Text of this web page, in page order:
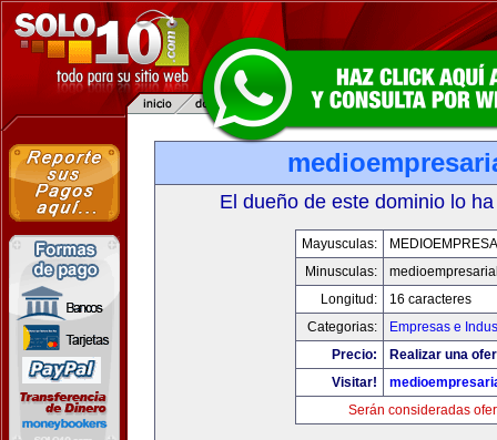
El dueño de este dominio lo
Mayusculas:
Minusculas:
Longitud:
16 caracteres
Categorias:
Empresas e
Precio:
Realizar una
Visitar!
Serán consideradas